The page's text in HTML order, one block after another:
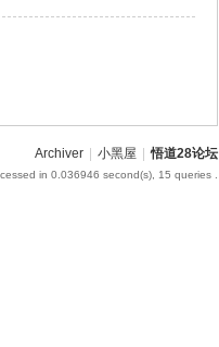
Archiver 小黑屋 悟道28论坛
in 0.036946 second(s), 15 queries .